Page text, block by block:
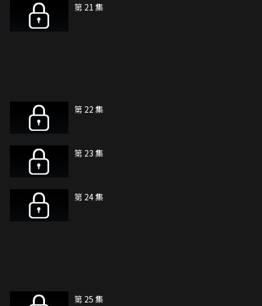
第 21 集
第 22 集
第 23 集
第 24 集
第 25 集